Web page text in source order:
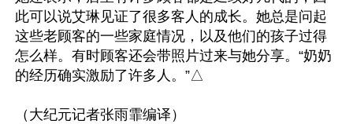
此可以说艾琳见证了很多客人的成长。她总是问起
这些老顾客的一些家庭情况，以及他们的孩子过得
怎么样。有时顾客还会带照片过来与她分享。“奶奶
的经历确实激励了许多人。”△